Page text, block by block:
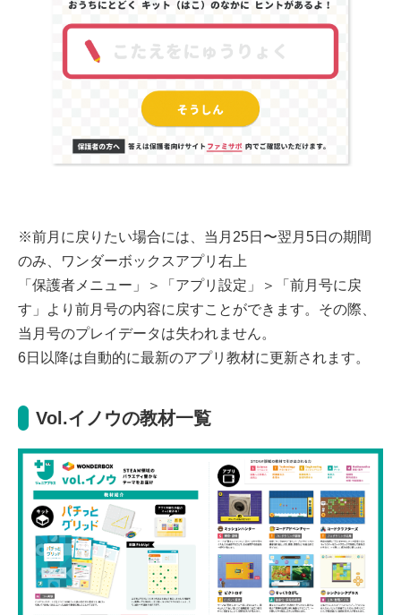
※前月に戻りたい場合には、当月25日〜翌月5日の期間
のみ、ワンダーボックスアプリ右上
「保護者メニュー」＞「アプリ設定」＞「前月号に戻
す」より前月号の内容に戻すことができます。その際、
当月号のプレイデータは失われません。
6日以降は自動的に最新のアプリ教材に更新されます。
Vol.イノウの教材一覧